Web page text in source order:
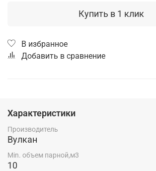
Купить в 1 клик
В избранное
Добавить в сравнение
Характеристики
Производитель
Вулкан
Min. объем парной,м3
10